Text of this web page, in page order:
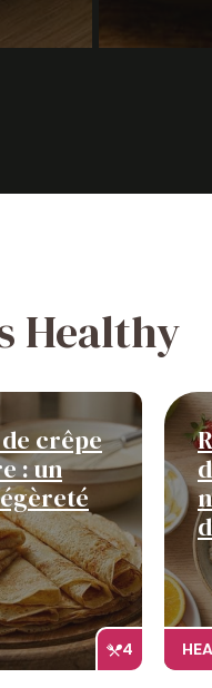
Healthy
crêpe
: un
4